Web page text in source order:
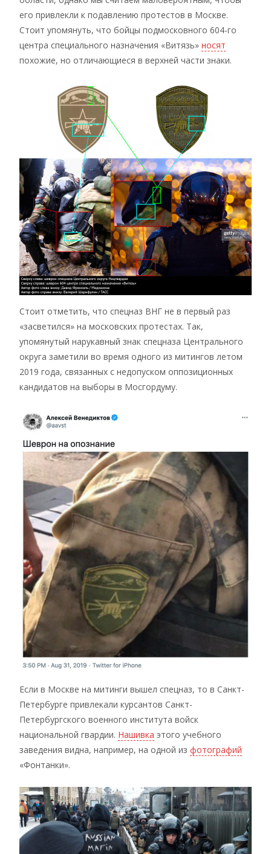
его привлекли к подавлению протестов в Москве.
Стоит упомянуть, что бойцы подмосковного 604-го
центра специального назначения «Витязь» носят
похожие, но отличающиеся в верхней части знаки.
Стоит отметить, что спецназ ВНГ не в первый раз
«засветился» на московских протестах. Так,
упомянутый нарукавный знак спецназа Центрального
округа заметили во время одного из митингов летом
2019 года, связанных с недопуском оппозиционных
кандидатов на выборы в Мосгордуму.
Если в Москве на митинги вышел спецназ, то в Санкт-
Петербурге привлекали курсантов Санкт-
Петербургского военного института войск
национальной гвардии. Нашивка этого учебного
заведения видна, например, на одной из фотографий
«Фонтанки».